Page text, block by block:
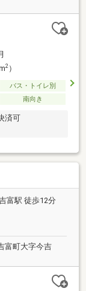
2）
バス・トイレ別
南向き
済可
富駅 徒歩12分
富町大字今吉